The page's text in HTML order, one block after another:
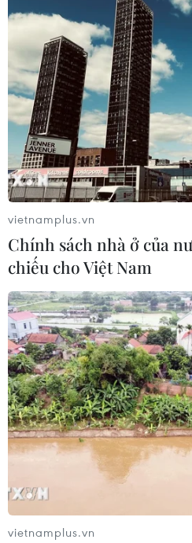
TIN CÙNG CHUYÊN MỤC
Campuchia nỗ lực bảo tồn
hoang dã trước nguy cơ
07/08/2026 22:45
Áp thấp nhiệt đới trên vịnh
gây ảnh hưởng thế nào tới
07/08/2026 14:38
Nứt núi, Thanh Hóa sơ tán
vietnamplus.vn
Chính sách nhà ở của
chiếu cho Việt Nam
vietnamplus.vn